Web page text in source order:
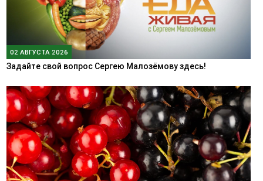
02 АВГУСТА 2026
Задайте свой вопрос Сергею Малозёмову здесь!